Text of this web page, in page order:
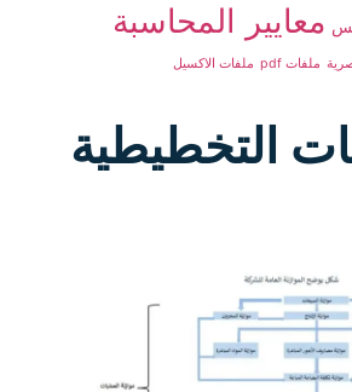
معايير المحاسبة
ملفات pdf ملفات الاكسيل
التخطيطية